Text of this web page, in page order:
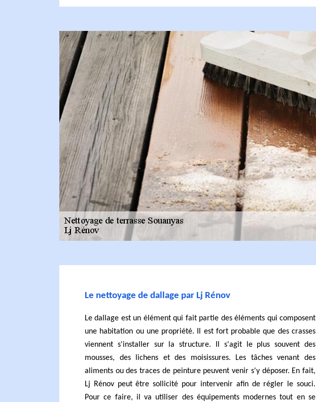
Le nettoyage de dallage par Lj Rénov
Le dallage est un élément qui fait partie des éléments qui composent
une habitation ou une propriété. Il est fort probable que des crasses
viennent s'installer sur la structure. Il s'agit le plus souvent des
mousses, des lichens et des moisissures. Les tâches venant des
aliments ou des traces de peinture peuvent venir s'y déposer. En fait,
Lj Rénov peut être sollicité pour intervenir afin de régler le souci.
Pour ce faire, il va utiliser des équipements modernes tout en se